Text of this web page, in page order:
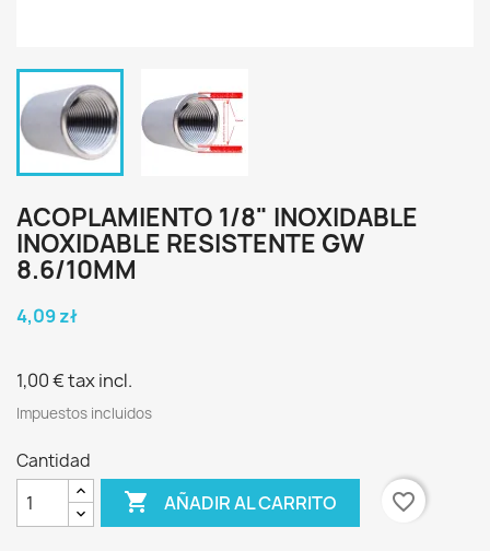
ACOPLAMIENTO 1/8" INOXIDABLE
INOXIDABLE RESISTENTE GW
8.6/10MM
4,09 zł
1,00 €tax incl.
Impuestos incluidos
Cantidad
 AÑADIR AL CARRITO favorite_border